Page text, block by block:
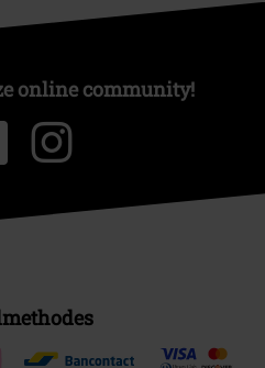
online community!